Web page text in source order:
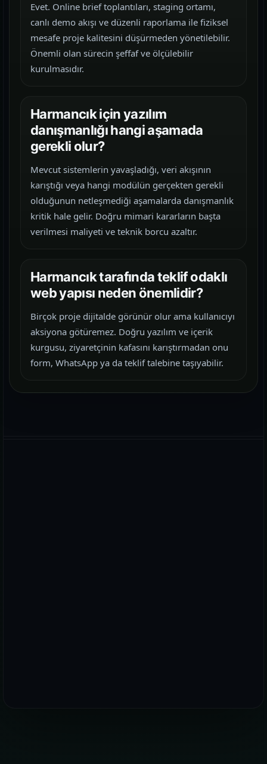
Evet. Online brief toplantıları, staging ortamı,
canlı demo akışı ve düzenli raporlama ile fiziksel
mesafe proje kalitesini düşürmeden yönetilebilir.
Önemli olan sürecin şeffaf ve ölçülebilir
kurulmasıdır.
Harmancık için yazılım
danışmanlığı hangi aşamada
gerekli olur?
Mevcut sistemlerin yavaşladığı, veri akışının
karıştığı veya hangi modülün gerçekten gerekli
olduğunun netleşmediği aşamalarda danışmanlık
kritik hale gelir. Doğru mimari kararların başta
verilmesi maliyeti ve teknik borcu azaltır.
Harmancık tarafında teklif odaklı
web yapısı neden önemlidir?
Birçok proje dijitalde görünür olur ama kullanıcıyı
aksiyona götüremez. Doğru yazılım ve içerik
kurgusu, ziyaretçinin kafasını karıştırmadan onu
form, WhatsApp ya da teklif talebine taşıyabilir.